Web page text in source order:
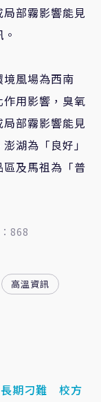
部霧影響能見
風場為西南
用影響，臭氧
部霧影響能見
湖為「良好」
及馬祖為「普
868
高溫資訊
期刁難 校方